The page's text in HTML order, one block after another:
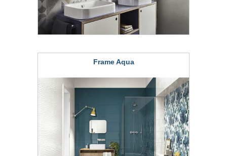
Frame Aqua